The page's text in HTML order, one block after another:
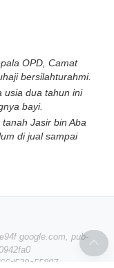
OPD, Camat
bersilahturahmi.
usia dua tahun ini
bayi.
Jasir bin Aba
di jual sampai
google.com, pub-